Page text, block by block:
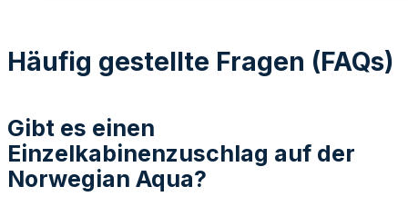
Häufig gestellte Fragen (FAQs)
Gibt es einen
Einzelkabinenzuschlag auf der
Norwegian Aqua?